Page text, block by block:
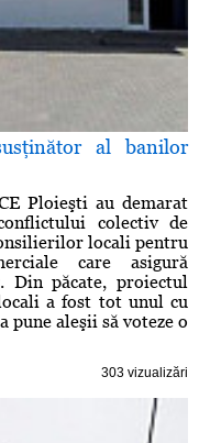
al banilor
Ploieşti au demarat
colectiv de
locali pentru
care asigură
Din păcate, proiectul
a fost tot unul cu
pune aleşii să voteze o
303 vizualizări